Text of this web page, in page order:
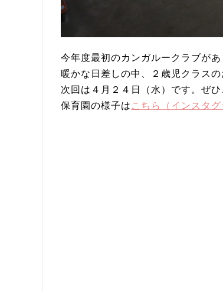
今年度最初のカンガルークラブがあ
暖かな日差しの中、２歳児クラス
次回は４月２４日（水）です。ぜ
保育園の様子はこちら（インスタグ